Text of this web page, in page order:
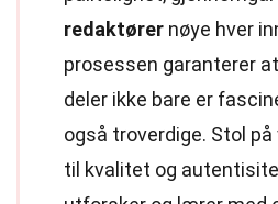
redaktører nøye hver
prosessen garanterer
deler ikke bare er
også troverdige. Stol
til kvalitet og